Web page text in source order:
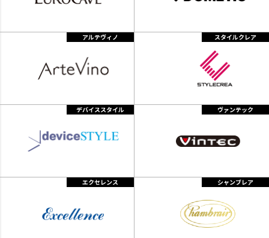
アルテヴィノ スタイルクレア
デバイススタイル ヴァンテック
エクセレンス シャンブレア